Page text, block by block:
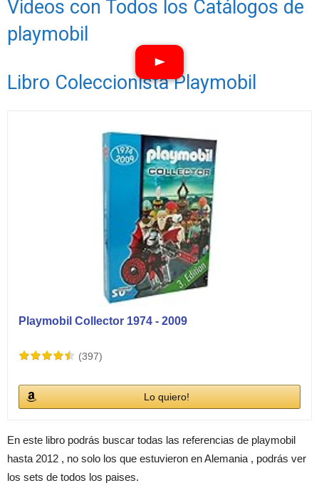
Videos con Todos los Catálogos de
playmobil
Libro Coleccionista Playmobil
Playmobil Collector 1974 - 2009
(397)
Lo quiero!
En este libro podrás buscar todas las referencias de playmobil
hasta 2012 , no solo los que estuvieron en Alemania , podrás ver
los sets de todos los paises.